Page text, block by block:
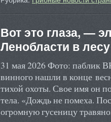
Вот это глаза, —
Ленобласти в
31 мая 2026 Фото: паблик
винного нашли в конце
тихой охоты. Свое имя он
тела. «Дождь не помеха.
огромную гусеницу